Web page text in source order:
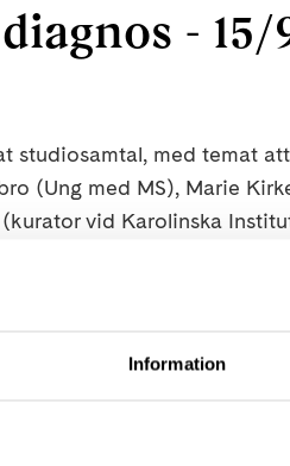
Information
- 15/
studiosamtal, med temat
(Ung med MS), Marie
vid Karolinska
du av en diagnos,